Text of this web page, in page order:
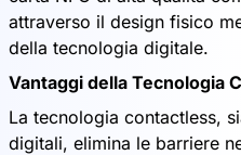
attraverso il design fisico
della tecnologia digitale.
Vantaggi della Tecnologia
La tecnologia contactless,
digitali, elimina le barriere